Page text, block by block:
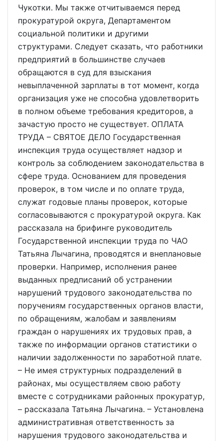
Чукотки. Мы также отчитываемся перед
прокуратурой округа, Департаментом
социальной политики и другими
структурами. Следует сказать, что работники
предприятий в большинстве случаев
обращаются в суд для взыскания
невыплаченной зарплаты в тот момент, когда
организация уже не способна удовлетворить
в полном объеме требования кредиторов, а
зачастую просто не существует. ОПЛАТА
ТРУДА – СВЯТОЕ ДЕЛО Государственная
инспекция труда осуществляет надзор и
контроль за соблюдением законодательства в
сфере труда. Основанием для проведения
проверок, в том числе и по оплате труда,
служат годовые планы проверок, которые
согласовываются с прокуратурой округа. Как
рассказала на брифинге руководитель
Государственной инспекции труда по ЧАО
Татьяна Лычагина, проводятся и внеплановые
проверки. Например, исполнения ранее
выданных предписаний об устранении
нарушений трудового законодательства по
поручениям государственных органов власти,
по обращениям, жалобам и заявлениям
граждан о нарушениях их трудовых прав, а
также по информации органов статистики о
наличии задолженности по заработной плате.
– Не имея структурных подразделений в
районах, мы осуществляем свою работу
вместе с сотрудниками районных прокуратур,
– рассказала Татьяна Лычагина. – Установлена
административная ответственность за
нарушения трудового законодательства и